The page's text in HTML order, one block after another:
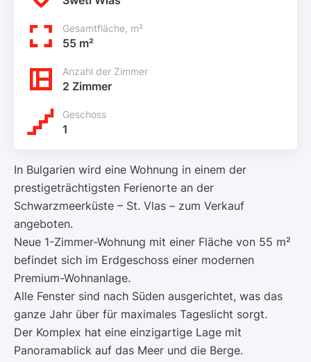
Gesamtfläche, m²
55 m²
Anzahl der Zimmer
2 Zimmer
Geschoss
1
In Bulgarien wird eine Wohnung in einem der
prestigeträchtigsten Ferienorte an der
Schwarzmeerküste – St. Vlas – zum Verkauf
angeboten.
Neue 1-Zimmer-Wohnung mit einer Fläche von 55 m²
befindet sich im Erdgeschoss einer modernen
Premium-Wohnanlage.
Alle Fenster sind nach Süden ausgerichtet, was das
ganze Jahr über für maximales Tageslicht sorgt.
Der Komplex hat eine einzigartige Lage mit
Panoramablick auf das Meer und die Berge.